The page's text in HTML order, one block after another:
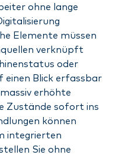
ohne lange
Elemente müssen
verknüpft
oder
Blick erfassbar
erhöhte
Zustände sofort ins
können
integrierten
Sie ohne